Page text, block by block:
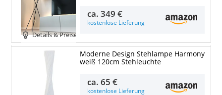
Details & Preise
ca.349 €
kostenlose Lieferung
Moderne Design Stehlampe Harmony
weiß 120cm Stehleuchte
ca.65 €
kostenlose Lieferung